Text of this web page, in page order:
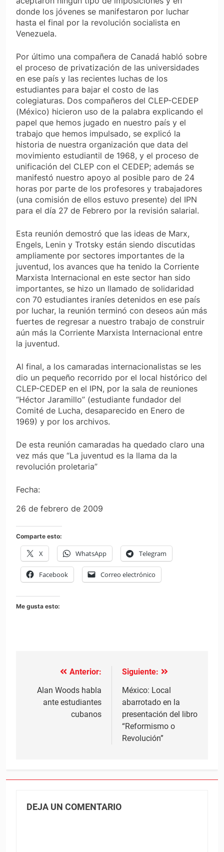
donde los jóvenes se manifestaron por luchar
hasta el final por la revolución socialista en
Venezuela.
Por último una compañera de Canadá habló sobre
el proceso de privatización de las universidades
en ese país y las recientes luchas de los
estudiantes para bajar el costo de las
colegiaturas. Dos compañeros del CLEP-CEDEP
(México) hicieron uso de la palabra explicando el
papel que hemos jugado en nuestro país y el
trabajo que hemos impulsado, se explicó la
historia de nuestra organización que data del
movimiento estudiantil de 1968, y el proceso de
unificación del CLEP con el CEDEP; además se
manifestó nuestro apoyo al posible paro de 24
horas por parte de los profesores y trabajadores
(una comisión de ellos estuvo presente) del IPN
para el día 27 de Febrero por la revisión salarial.
Esta reunión demostró que las ideas de Marx,
Engels, Lenin y Trotsky están siendo discutidas
ampliamente por sectores importantes de la
juventud, los avances que ha tenido la Corriente
Marxista Internacional en este sector han sido
importantes, se hizo un llamado de solidaridad
con 70 estudiantes iraníes detenidos en ese país
por luchar, la reunión terminó con deseos aún más
fuertes de regresar a nuestro trabajo de construir
aún más la Corriente Marxista Internacional entre
la juventud.
Al final, a los camaradas internacionalistas se les
dio un pequeño recorrido por el local histórico del
CLEP-CEDEP en el IPN, por la sala de reuniones
“Héctor Jaramillo” (estudiante fundador del
Comité de Lucha, desaparecido en Enero de
1969) y por los archivos.
De esta reunión camaradas ha quedado claro una
vez más que “La juventud es la llama da la
revolución proletaria”
Fecha:
26 de febrero de 2009
Comparte esto:
X WhatsApp Telegram
Facebook Correo electrónico
Me gusta esto:
Navegación
de
entradas
Anterior:
Alan Woods habla
ante estudiantes
cubanos
Siguiente:
México: Local
abarrotado en la
presentación del libro
“Reformismo o
Revolución”
DEJA UN COMENTARIO